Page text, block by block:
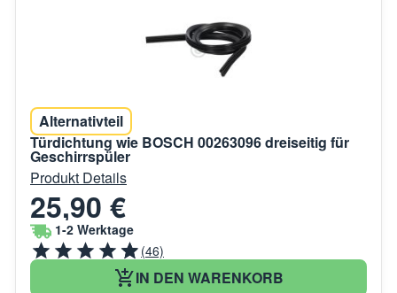
Alternativteil
Türdichtung wie BOSCH 00263096 dreiseitig für
Geschirrspüler
Produkt Details
25,90 €
1-2 Werktage
(46)
IN DEN WARENKORB